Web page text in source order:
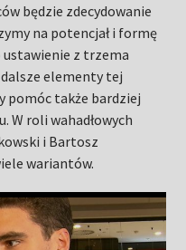
będzie zdecydowanie
na potencjał i formę
ustawienie z trzema
elementy tej
pomóc także bardziej
W roli wahadłowych
i Bartosz
wariantów.